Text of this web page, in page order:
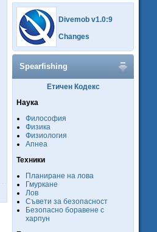
Divemob v1.0:9
Changes
Spearfishing
Етичен Кодекс
Наука
Философия
Физика
Физиология
Апнеа
Техники
Планиране на лова
Гмуркане
Лов
Съвети за безопасност
Безопасно боравене с
харпун